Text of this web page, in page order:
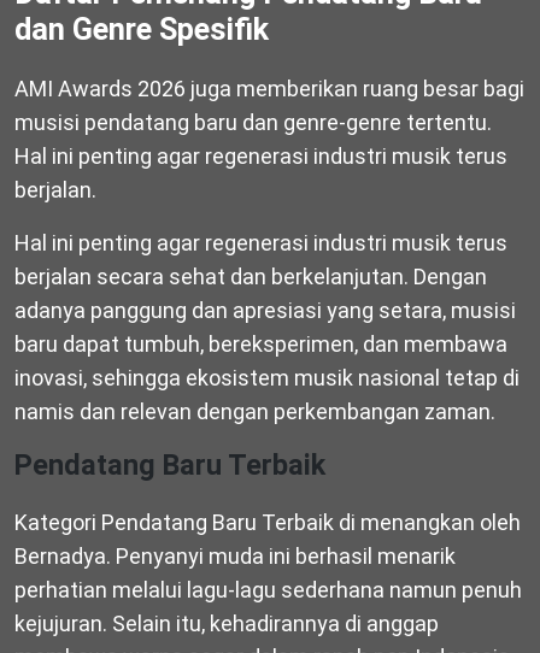
dan Genre Spesifik
AMI Awards 2026 juga memberikan ruang besar bagi
musisi pendatang baru dan genre-genre tertentu.
Hal ini penting agar regenerasi industri musik terus
berjalan.
Hal ini penting agar regenerasi industri musik terus
berjalan secara sehat dan berkelanjutan. Dengan
adanya panggung dan apresiasi yang setara, musisi
baru dapat tumbuh, bereksperimen, dan membawa
inovasi, sehingga ekosistem musik nasional tetap di
namis dan relevan dengan perkembangan zaman.
Pendatang Baru Terbaik
Kategori Pendatang Baru Terbaik di menangkan oleh
Bernadya. Penyanyi muda ini berhasil menarik
perhatian melalui lagu-lagu sederhana namun penuh
kejujuran. Selain itu, kehadirannya di anggap